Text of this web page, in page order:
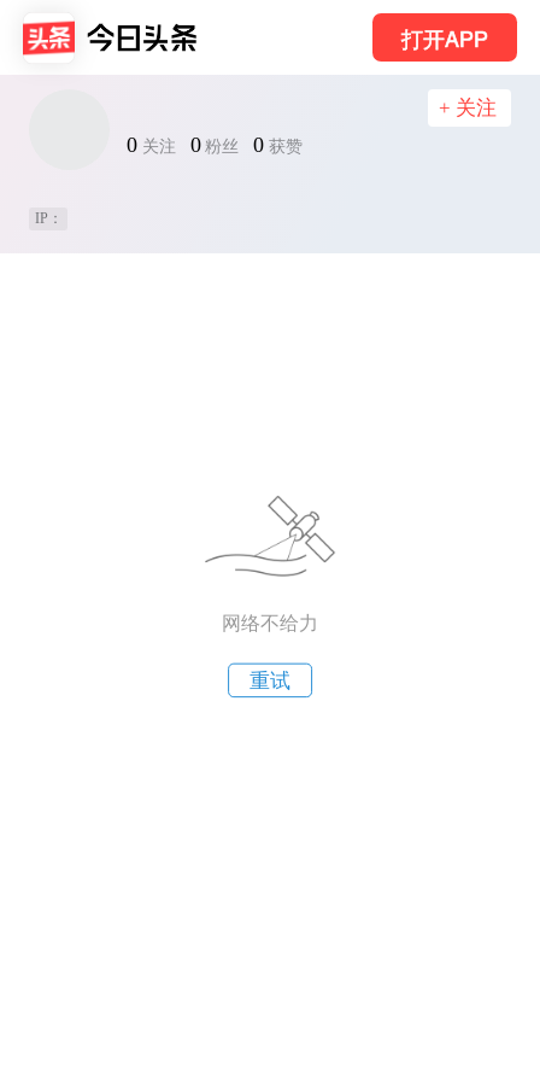
打开APP
0 关注 0 粉丝 0 获赞
+ 关注
IP：
网络不给力
重试